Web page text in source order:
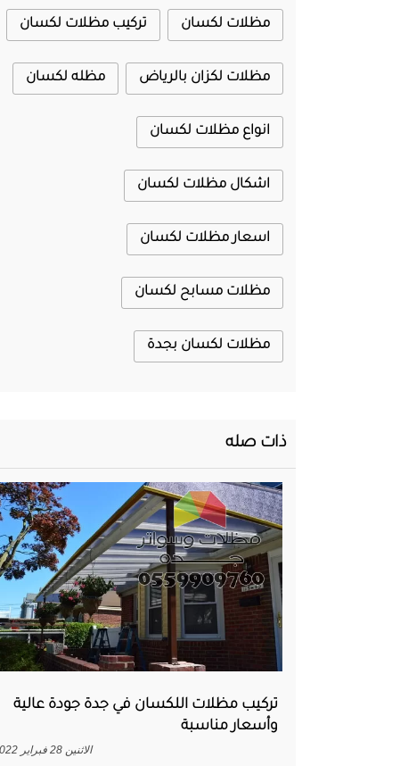
مظلات لكسان تركيب مظلات لكسان
مظلات لكزان بالرياض مظله لكسان
انواع مظلات لكسان
اشكال مظلات لكسان
اسعار مظلات لكسان
مظلات مسابح لكسان
مظلات لكسان بجدة
ذات صله
تركيب مظلات اللكسان في جدة جودة عالية
وأسعار مناسبة
الاثنين 28 فبراير 2022